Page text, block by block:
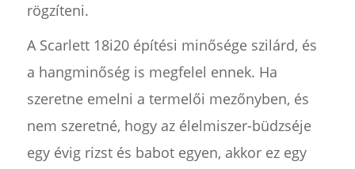
rögzíteni.
A Scarlett 18i20 építési minősége szilárd, és
a hangminőség is megfelel ennek. Ha
szeretne emelni a termelői mezőnyben, és
nem szeretné, hogy az élelmiszer-büdzséje
egy évig rizst és babot egyen, akkor ez egy